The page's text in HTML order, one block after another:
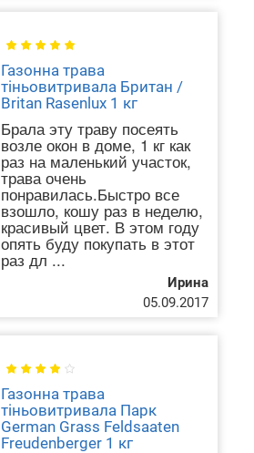
Газонна трава
тіньовитривала Британ /
Britan Rasenlux 1 кг
Брала эту траву посеять
возле окон в доме, 1 кг как
раз на маленький участок,
трава очень
понравилась.Быстро все
взошло, кошу раз в неделю,
красивый цвет. В этом году
опять буду покупать в этот
раз дл ...
Ирина
05.09.2017
Газонна трава
тіньовитривала Парк
German Grass Feldsaaten
Freudenberger 1 кг